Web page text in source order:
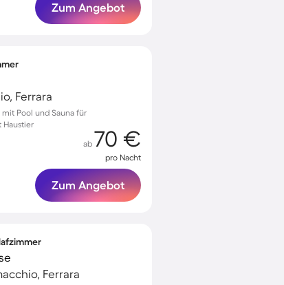
Zum Angebot
Ferrara
Pool und Sauna für
Haustier
ab 70 €
pro Nacht
Zum Angebot
Ferrara